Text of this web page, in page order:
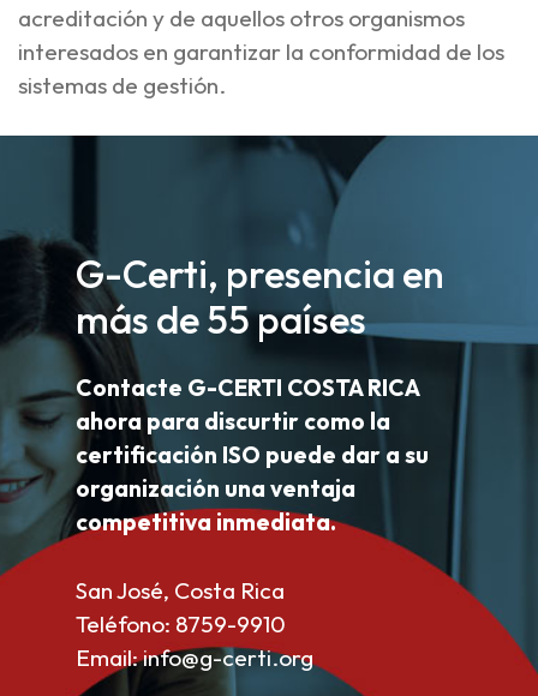
acreditación y de aquellos otros organismos
interesados en garantizar la conformidad de los
sistemas de gestión.
G-Certi, presencia en
más de 55 países
Contacte G-CERTI COSTA RICA
ahora para discurtir como la
certificación ISO puede dar a su
organización una ventaja
competitiva inmediata.
San José, Costa Rica
Teléfono: 8759-9910
Email:info@g-certi.org